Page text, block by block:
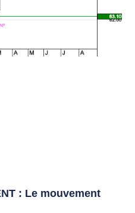
: Le mouvement